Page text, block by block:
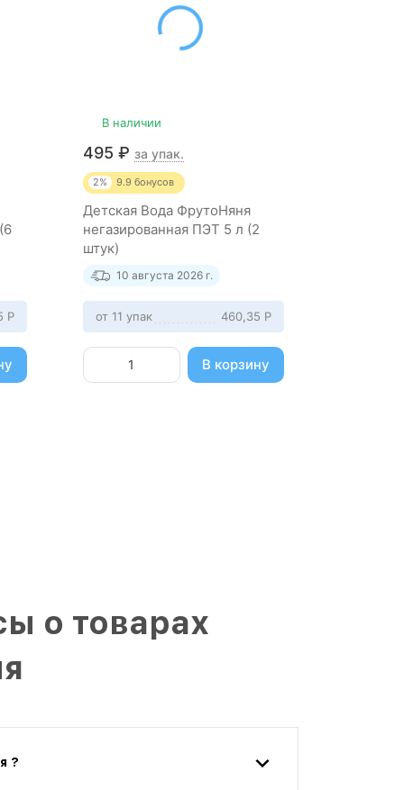
Р
В наличии
495 ₽ за упак.
2% 9.9 бонусов
Детская Вода ФрутоНяня
негазированная ПЭТ 5 л (2
штук)
10 августа 2026 г.
от 11 упак 460,35 Р
В корзину
о товарах
?